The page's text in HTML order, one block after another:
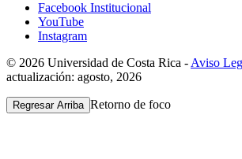
Facebook Institucional
YouTube
Instagram
© 2026 Universidad de Costa Rica - Aviso
actualización: agosto, 2026
Regresar Arriba Retorno de foco